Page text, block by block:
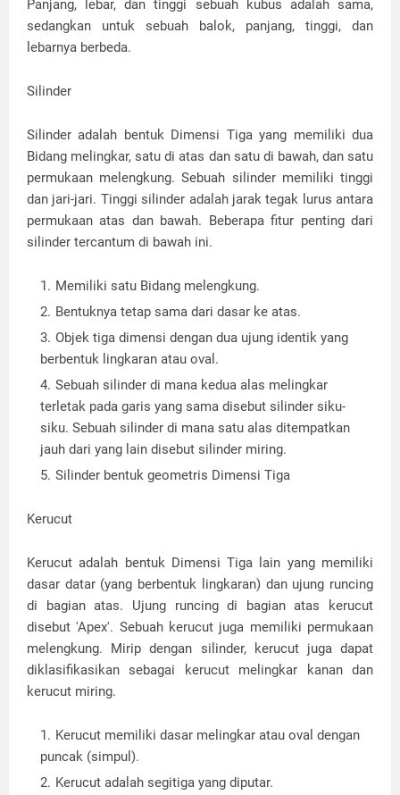
Panjang, lebar, dan tinggi sebuah kubus adalah sama,
sedangkan untuk sebuah balok, panjang, tinggi, dan
lebarnya berbeda.
Silinder
Silinder adalah bentuk Dimensi Tiga yang memiliki dua
Bidang melingkar, satu di atas dan satu di bawah, dan satu
permukaan melengkung. Sebuah silinder memiliki tinggi
dan jari-jari. Tinggi silinder adalah jarak tegak lurus antara
permukaan atas dan bawah. Beberapa fitur penting dari
silinder tercantum di bawah ini.
Memiliki satu Bidang melengkung.
Bentuknya tetap sama dari dasar ke atas.
Objek tiga dimensi dengan dua ujung identik yang
berbentuk lingkaran atau oval.
Sebuah silinder di mana kedua alas melingkar
terletak pada garis yang sama disebut silinder siku-
siku. Sebuah silinder di mana satu alas ditempatkan
jauh dari yang lain disebut silinder miring.
Silinder bentuk geometris Dimensi Tiga
Kerucut
Kerucut adalah bentuk Dimensi Tiga lain yang memiliki
dasar datar (yang berbentuk lingkaran) dan ujung runcing
di bagian atas. Ujung runcing di bagian atas kerucut
disebut 'Apex'. Sebuah kerucut juga memiliki permukaan
melengkung. Mirip dengan silinder, kerucut juga dapat
diklasifikasikan sebagai kerucut melingkar kanan dan
kerucut miring.
Kerucut memiliki dasar melingkar atau oval dengan
puncak (simpul).
Kerucut adalah segitiga yang diputar.